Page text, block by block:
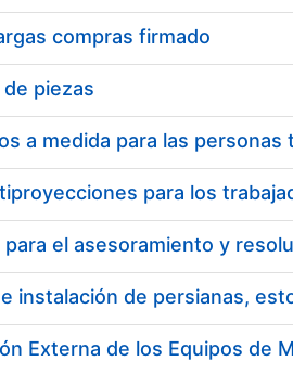
compras firmado
piezas
instalación de persianas,